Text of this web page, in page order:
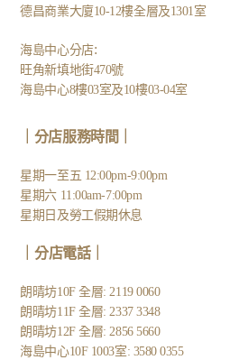
德昌商業大廈10-12樓全層及1301室
海島中心分店:
旺角新填地街470號
海島中心8樓03室及10樓03-04室
｜分店服務時間｜
星期一至五 12:00pm-9:00pm
星期六 11:00am-7:00pm
星期日及勞工假期休息
分店電話｜
朗晴坊10F 全層: 2119 0060
朗晴坊11F 全層: 2337 3348
朗晴坊12F 全層: 2856 5660
海島中心10F 1003室: 3580 0355